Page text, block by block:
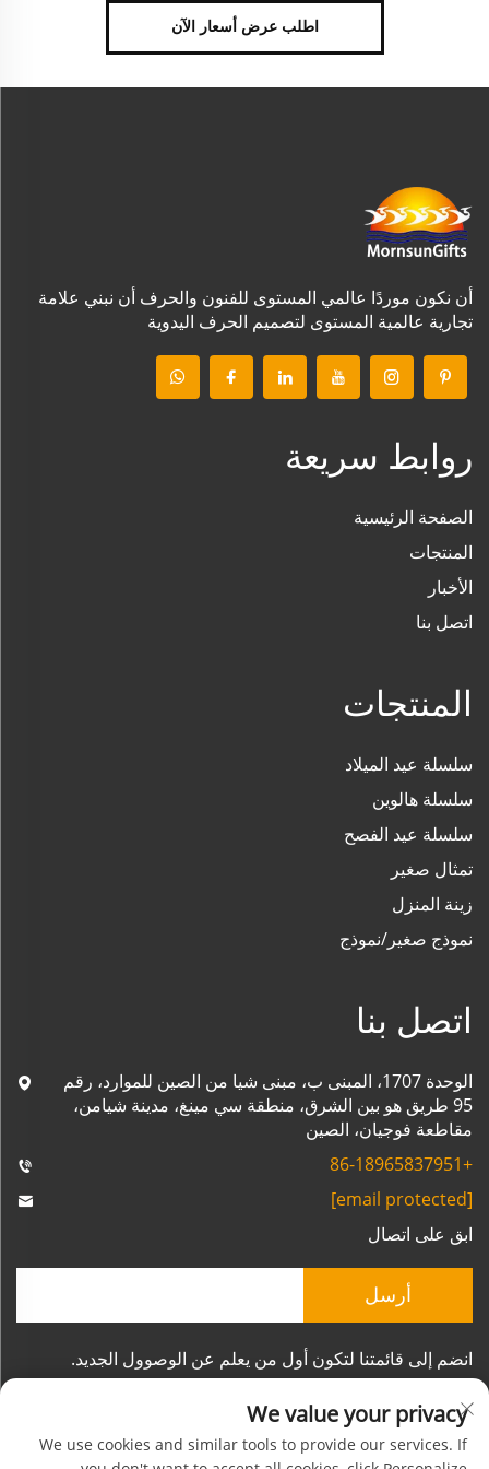
اطلب عرض أسعار الآن
أن نكون موردًا عالمي المستوى للفنون والحرف أن نبني علامة
تجارية عالمية المستوى لتصميم الحرف اليدوية
روابط سريعة
الصفحة الرئيسية
المنتجات
الأخبار
اتصل بنا
المنتجات
سلسلة عيد الميلاد
سلسلة هالوين
سلسلة عيد الفصح
تمثال صغير
زينة المنزل
نموذج صغير/نموذج
اتصل بنا
الوحدة 1707، المبنى ب، مبنى شيا من الصين للموارد، رقم
95 طريق هو بين الشرق، منطقة سي مينغ، مدينة شيامن،
مقاطعة فوجيان، الصين
+86-18965837951
[email protected]
ابق على اتصال
أرسل
انضم إلى قائمتنا لتكون أول من يعلم عن الوصوول الجديد.
We value your privacy
We use cookies and similar tools to provide our services. If